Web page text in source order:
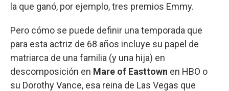
la que ganó, por ejemplo, tres premios Emmy.
Pero cómo se puede definir una temporada que
para esta actriz de 68 años incluye su papel de
matriarca de una familia (y una hija) en
descomposición en Mare of Easttown en HBO o
su Dorothy Vance, esa reina de Las Vegas que